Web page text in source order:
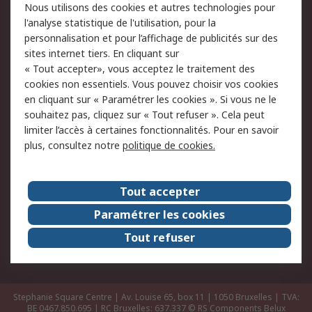
Retours
Support technique
Track & trace
Legal
Politique de cookies
Sécurité des e-mails
Politique de protection
des données - Mise à
jour
Conditions générales
de vente
A propos de RS
Le groupe RS Group
A propos de RS
RS dans le monde
Travaillez chez RS
ESG
Stephanie Square Centre | Av. Louise 65, box 11 | 1050 Bruxelles | TVA:
BE 0467.850.695 | RC Bruxelles: 637.337 © RS Components Belux
Nous utilisons des cookies et autres technologies pour
l'analyse statistique de l'utilisation, pour la
personnalisation et pour l’affichage de publicités sur des
sites internet tiers. En cliquant sur
« Tout accepter», vous acceptez le traitement des
cookies non essentiels. Vous pouvez choisir vos cookies
en cliquant sur « Paramétrer les cookies ». Si vous ne le
souhaitez pas, cliquez sur « Tout refuser ». Cela peut
limiter l’accès à certaines fonctionnalités. Pour en savoir
plus, consultez notre politique de cookies.
Tout accepter
Paramétrer les cookies
Tout refuser